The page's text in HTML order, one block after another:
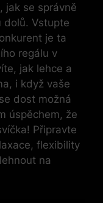
jak se správně
dolů. Vstupte
je ta
regálu v
jak lehce a
i když vaše
dost možná
úspěchem, že
Připravte
flexibility
na